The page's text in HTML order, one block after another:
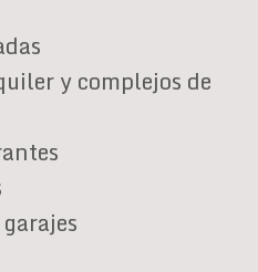
y complejos de